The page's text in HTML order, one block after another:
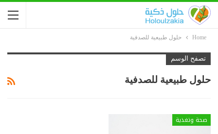
Home حلول طبيعية للصدفية
تصفح الوسم
حلول طبيعية للصدفية
صحة وتغذية